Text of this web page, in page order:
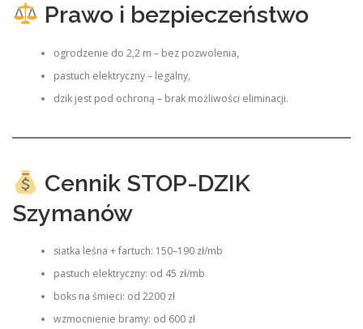
Prawo i bezpieczeństwo
ogrodzenie do 2,2 m – bez pozwolenia,
pastuch elektryczny – legalny,
dzik jest pod ochroną – brak możliwości eliminacji.
Cennik STOP-DZIK
Szymanów
siatka leśna + fartuch: 150–190 zł/mb
pastuch elektryczny: od 45 zł/mb
boks na śmieci: od 2200 zł
wzmocnienie bramy: od 600 zł